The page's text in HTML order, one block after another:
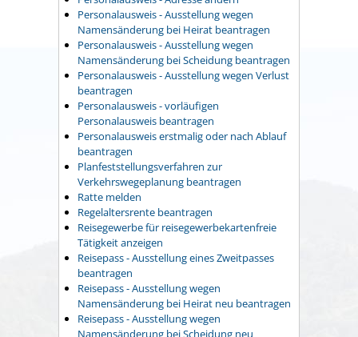
Personalausweis - Ausstellung wegen
Namensänderung bei Heirat beantragen
Personalausweis - Ausstellung wegen
Namensänderung bei Scheidung beantragen
Personalausweis - Ausstellung wegen Verlust
beantragen
Personalausweis - vorläufigen
Personalausweis beantragen
Personalausweis erstmalig oder nach Ablauf
beantragen
Planfeststellungsverfahren zur
Verkehrswegeplanung beantragen
Ratte melden
Regelaltersrente beantragen
Reisegewerbe für reisegewerbekartenfreie
Tätigkeit anzeigen
Reisepass - Ausstellung eines Zweitpasses
beantragen
Reisepass - Ausstellung wegen
Namensänderung bei Heirat neu beantragen
Reisepass - Ausstellung wegen
Namensänderung bei Scheidung neu